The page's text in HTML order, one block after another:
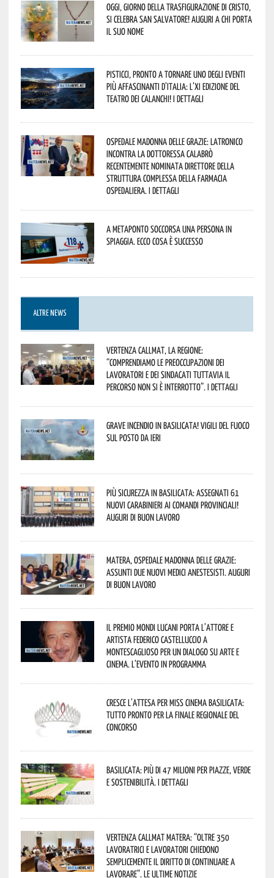
Oggi, giorno della Trasfigurazione di Cristo,
si celebra San Salvatore! Auguri a chi porta
il suo nome
Pisticci, pronto a tornare uno degli eventi
più affascinanti d’Italia: l’XI edizione del
Teatro dei Calanchi! I dettagli
Ospedale Madonna delle Grazie: Latronico
incontra la dottoressa Calabrò
recentemente nominata Direttore della
Struttura Complessa della Farmacia
Ospedaliera. I dettagli
A Metaponto soccorsa una persona in
spiaggia. Ecco cosa è successo
ALTRE NEWS
Vertenza CallMat, la Regione:
“comprendiamo le preoccupazioni dei
lavoratori e dei sindacati tuttavia il
percorso non si è interrotto”. I dettagli
Grave incendio in Basilicata! Vigili del fuoco
sul posto da ieri
Più sicurezza in Basilicata: assegnati 61
nuovi Carabinieri ai Comandi provinciali!
Auguri di buon lavoro
Matera, Ospedale Madonna delle Grazie:
assunti due nuovi medici anestesisti. Auguri
di buon lavoro
Il Premio Mondi Lucani porta l’attore e
artista Federico Castelluccio a
Montescaglioso per un dialogo su arte e
cinema. L’evento in programma
Cresce l’attesa per Miss Cinema Basilicata:
tutto pronto per la finale regionale del
concorso
Basilicata: più di 47 milioni per piazze, verde
e sostenibilità. I dettagli
Vertenza CallMat Matera: “Oltre 350
lavoratrici e lavoratori chiedono
semplicemente il diritto di continuare a
lavorare”. Le ultime notizie